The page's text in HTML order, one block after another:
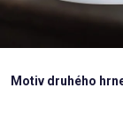
Motiv druhého